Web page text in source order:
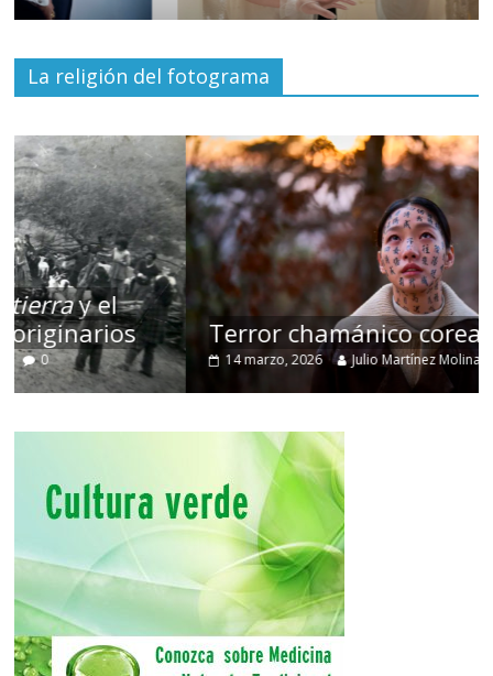
La religión del fotograma
Terror chamánico coreano
14 marzo, 2026 Julio Martínez Molina 0